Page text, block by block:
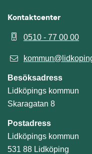
Kontaktcenter
0510 - 77 00 00
Besöksadress
Lidköpings kommun
Skaragatan 8
Postadress
Lidköpings kommun
531 88 Lidköping